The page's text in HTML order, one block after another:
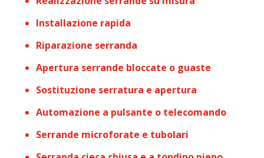
Installazione rapida
Riparazione serranda
Apertura serrande bloccate o guaste
Sostituzione serratura e apertura
Automazione a pulsante o telecomando
Serrande microforate e tubolari